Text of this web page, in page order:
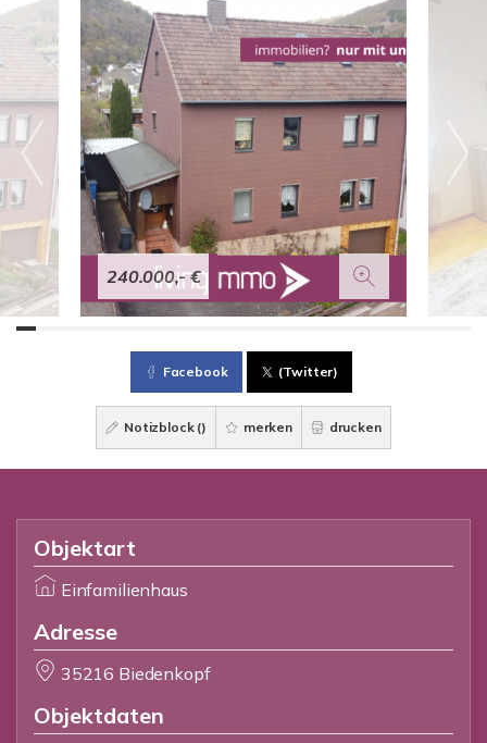
240.000,- €
Facebook (Twitter)
Notizblock () merken drucken
Objektart
Einfamilienhaus
Adresse
35216 Biedenkopf
Objektdaten